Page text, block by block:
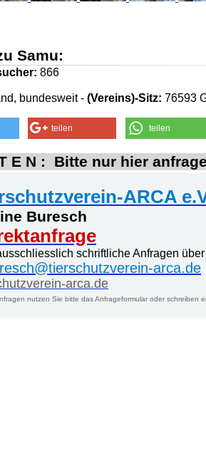
Samu:
866
bundesweit - (Vereins)-Sitz: 76593
teilen teilen
E N : Bitte nur hier
ARCA
Buresch
schriftliche Anfragen
arca.de
arca.de
nutzen Sie bitte das Anfrageformular oder schreiben